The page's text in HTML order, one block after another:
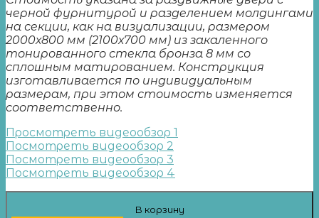
черной фурнитурой и разделением молдингами
на секции, как на визуализации, размером
2000х800 мм (2100х700 мм) из закаленного
тонированного стекла бронза 8 мм со
сплошным матированием. Конструкция
изготавливается по индивидуальным
размерам, при этом стоимость изменяется
соответственно.
Просмотреть видеообзор 1
Посмотреть видеообзор 2
Посмотреть видеообзор 3
Посмотреть видеообзор 4
В корзину